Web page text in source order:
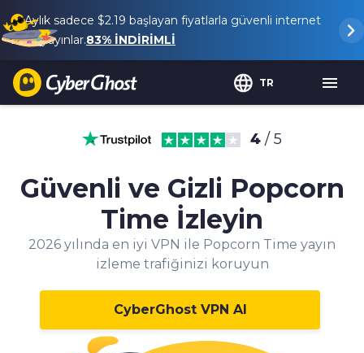
Aylık sadece $2.19 başlayan fiyatlarla güvenli internet
ve yayınlar.83% İNDİRİMLİ
TR
4 / 5
Güvenli ve Gizli Popcorn
Time İzleyin
2026 yılında en iyi VPN ile Popcorn Time yayın
izleme trafiğinizi koruyun
CyberGhost VPN Al